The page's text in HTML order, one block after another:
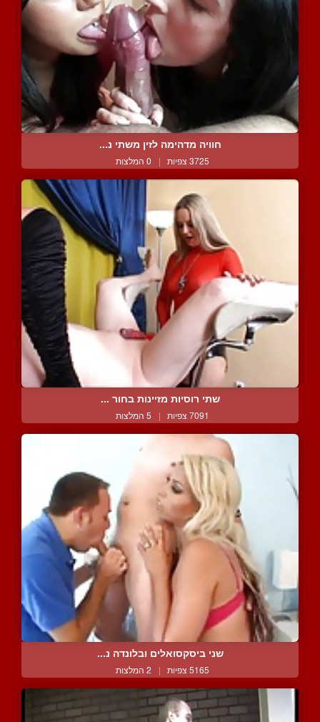
חוויה מדהימה לזין משתי נ...
3725 צפיות | 0 המלצות
שתי רוסיות מזיינות בחור ...
7091 צפיות | 5 המלצות
שני ביסקסואלים ובלונדה נ...
5165 צפיות | 2 המלצות